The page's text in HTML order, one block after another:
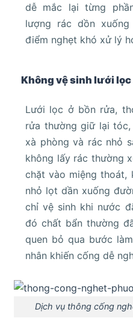
dễ mắc lại từng
lượng rác dồn
điểm nghẹt khó xử lý
Không vệ sinh lưới
Lưới lọc ở bồn rửa,
rửa thường giữ lại
xà phòng và rác nhỏ
không lấy rác thường
chặt vào miệng thoát,
nhỏ lọt dần xuống
chỉ vệ sinh khi nước
đó chất bẩn thường
quen bỏ qua bước
nhân khiến cống dễ
Dịch vụ thông cống